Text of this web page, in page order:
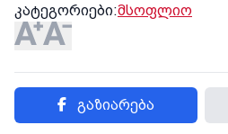
კატეგორიები:მსოფლიო
გაზიარება